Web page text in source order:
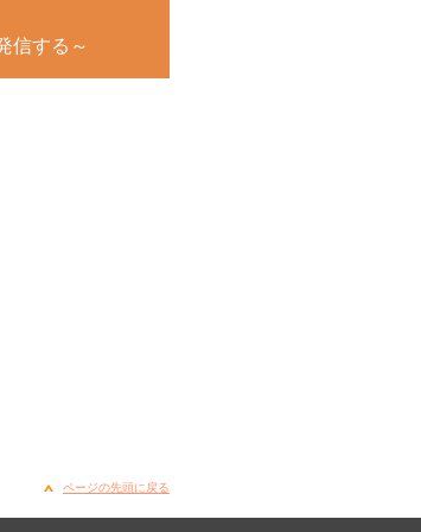
信する～
ページの先頭に戻る